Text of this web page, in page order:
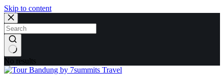
Skip to content
No results